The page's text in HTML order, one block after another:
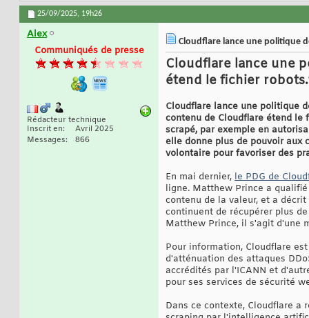
25/09/2025, 19h26
Alex
Communiqués de presse
Rédacteur technique
Inscrit en
Avril 2025
Messages
866
Cloudflare lance une politique
Cloudflare lance une
étend le fichier
Cloudflare lance une politique
contenu de Cloudflare étend
scrapé, par exemple en
elle donne plus de pouvoir aux
volontaire pour favoriser des
En mai dernier, le PDG de
ligne. Matthew Prince a
contenu de la valeur, et a
continuent de récupérer plus
Matthew Prince, il s'agit d'une
Pour information, Cloudflare
d'atténuation des attaques
accrédités par l'ICANN et
pour ses services de sécurité
Dans ce contexte, Cloudflare a